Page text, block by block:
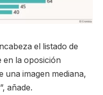
el listado de
en la oposición
una imagen mediana,
añade.